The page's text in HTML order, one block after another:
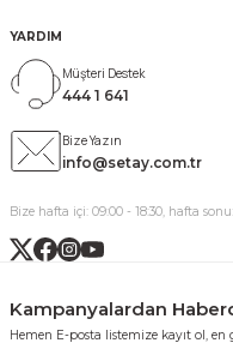
YARDIM
Müşteri Destek
444 1 641
Bize Yazın
info@setay.com.tr
Bize hafta içi: 09:00 - 18:30, hafta
Kampanyalardan
Hemen E-posta listemize kayıt ol,